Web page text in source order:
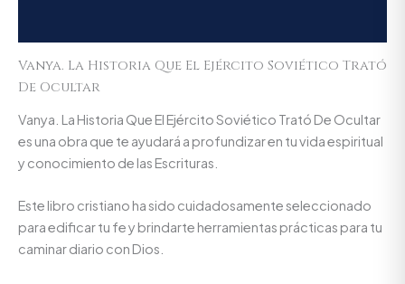
Vanya. La Historia Que El Ejército Soviético Trató
De Ocultar
Vanya. La Historia Que El Ejército Soviético Trató De Ocultar
es una obra que te ayudará a profundizar en tu vida espiritual
y conocimiento de las Escrituras.
Este libro cristiano ha sido cuidadosamente seleccionado
para edificar tu fe y brindarte herramientas prácticas para tu
caminar diario con Dios.